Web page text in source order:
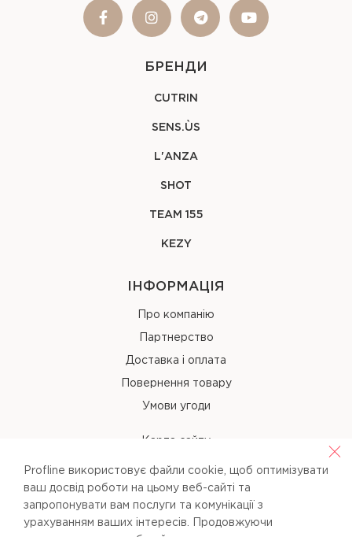
БРЕНДИ
CUTRIN
SENS.ÙS
L'ANZA
SHOT
TEAM 155
KEZY
ІНФОРМАЦІЯ
Про компанію
Партнерство
Доставка і оплата
Повернення товару
Умови угоди
Карта сайту
КОНТАКТИ
+38 (067) 238-97-40
Profline використовує файли cookie, щоб оптимізувати
ваш досвід роботи на цьому веб-сайті та
запропонувати вам послуги та комунікації з
урахуванням ваших інтересів. Продовжуючи